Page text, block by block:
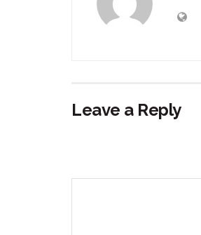
Leave a Reply